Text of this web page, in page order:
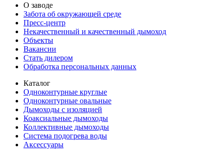
О заводе
Забота об окружающей среде
Пресс-центр
Некачественный и качественный дымоход
Объекты
Вакансии
Стать дилером
Обработка персональных данных
Каталог
Одноконтурные круглые
Одноконтурные овальные
Дымоходы с изоляцией
Коаксиальные дымоходы
Коллективные дымоходы
Система подогрева воды
Аксессуары